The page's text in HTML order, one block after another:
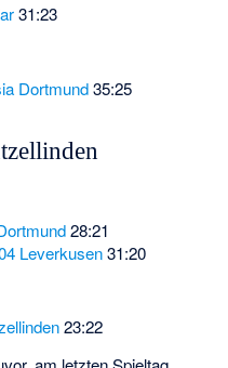
31:23
Dortmund35:25
28:21
Leverkusen31:20
23:22